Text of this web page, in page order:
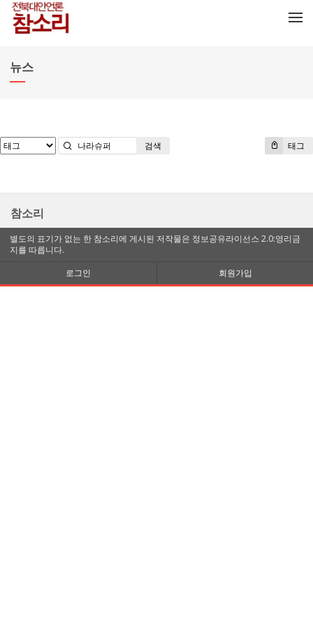
뉴스
태그
검색
참소리
별도의 표기가 없는 한 참소리에 게시된 저작물은 정보공유라이선스 2.0:영리금
지를 따릅니다.
로그인
회원가입